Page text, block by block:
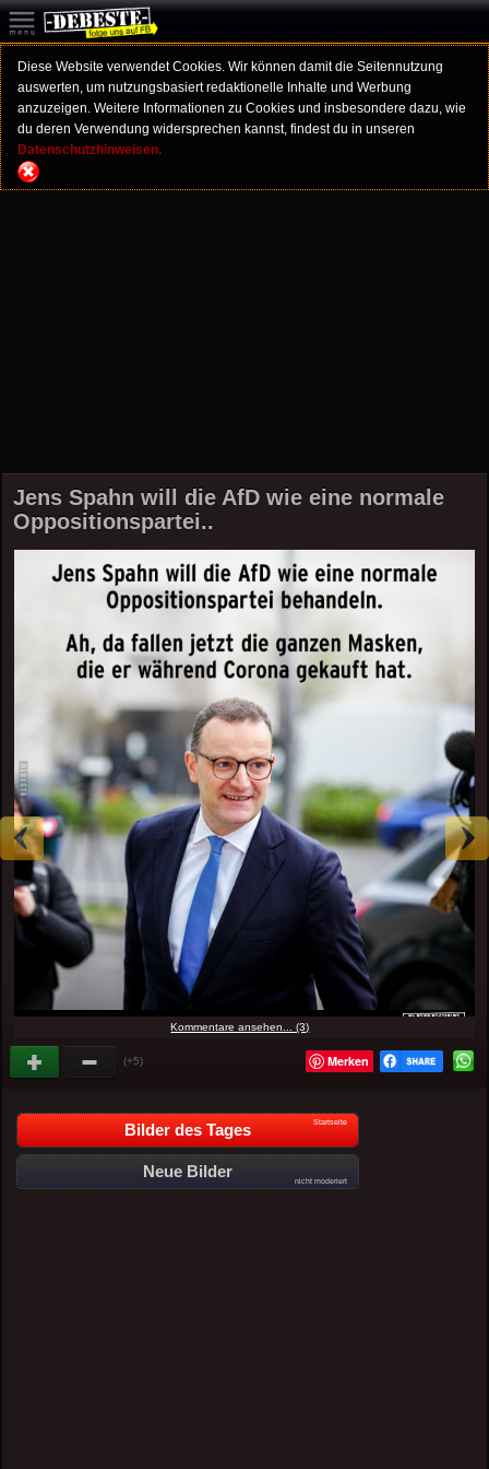
Diese Website verwendet Cookies. Wir können damit die Seitennutzung
auswerten, um nutzungsbasiert redaktionelle Inhalte und Werbung
anzuzeigen. Weitere Informationen zu Cookies und insbesondere dazu, wie
du deren Verwendung widersprechen kannst, findest du in unseren
Datenschutzhinweisen.
Jens Spahn will die AfD wie eine normale
Oppositionspartei..
Kommentare ansehen... (3)
(+5) Merken
Bilder des Tages Startseite
Neue Bilder
nicht moderiert